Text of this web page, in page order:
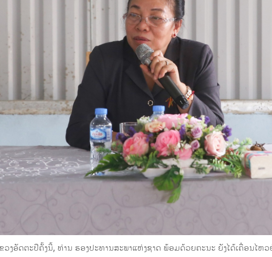
ວງອັດຕະປືຄັ້ງນີ້, ທ່ານ ຮອງປະທານສະພາແຫ່ງຊາດ ພ້ອມດ້ວຍຄະນະ ຍັງໄດ້ເຄື່ອນໄ